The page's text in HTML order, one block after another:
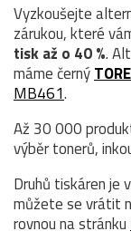
Vyzkoušejte
zárukou, které
tisk až o 40 %.
máme černý
MB461.
Až 30 000
výběr tonerů,
Druhů tiskáren je
můžete se vrátit
rovnou na stránku